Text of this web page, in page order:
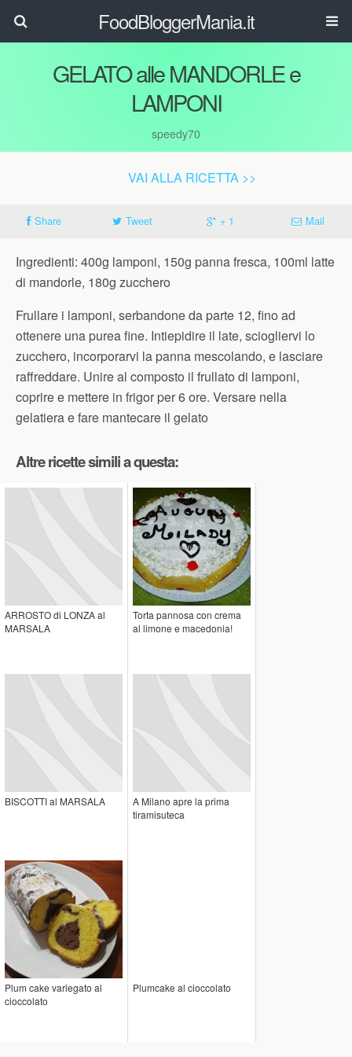
FoodBloggerMania.it
GELATO alle MANDORLE e
LAMPONI
speedy70
VAI ALLA RICETTA >>
Share Tweet + 1 Mail
Ingredienti: 400g lamponi, 150g panna fresca, 100ml latte
di mandorle, 180g zucchero
Frullare i lamponi, serbandone da parte 12, fino ad
ottenere una purea fine. Intiepidire il late, sciogliervi lo
zucchero, incorporarvi la panna mescolando, e lasciare
raffreddare. Unire al composto il frullato di lamponi,
coprire e mettere in frigor per 6 ore. Versare nella
gelatiera e fare mantecare il gelato
Altre ricette simili a questa:
ARROSTO di LONZA al
MARSALA
Torta pannosa con crema
al limone e macedonia!
BISCOTTI al MARSALA
A Milano apre la prima
tiramisuteca
Plum cake variegato al
cioccolato
Plumcake al cioccolato